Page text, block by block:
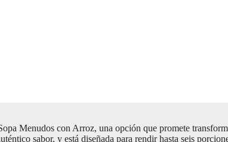
Menudos con Arroz, una opción que promete
sabor, y está diseñada para rendir hasta seis